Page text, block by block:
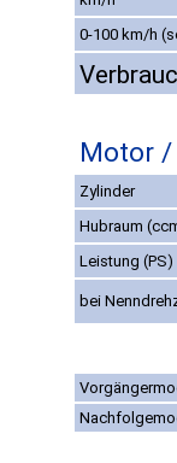
0-100 km/h
Motor /
Zylinder
Hubraum
Leistung (PS)
bei